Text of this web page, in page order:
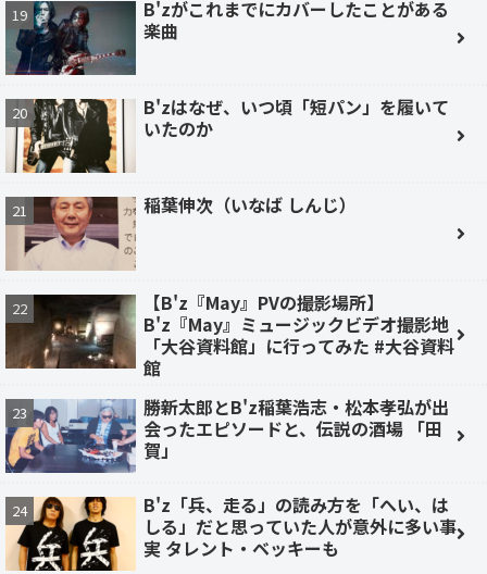
B'zがこれまでにカバーしたことがある
楽曲
B'zはなぜ、いつ頃「短パン」を履いて
いたのか
稲葉伸次（いなば しんじ）
【B'z『May』PVの撮影場所】
B'z『May』ミュージックビデオ撮影地
「大谷資料館」に行ってみた #大谷資料
館
勝新太郎とB'z稲葉浩志・松本孝弘が出
会ったエピソードと、伝説の酒場 「田
賀」
B'z「兵、走る」の読み方を「へい、は
しる」だと思っていた人が意外に多い事
実 タレント・ベッキーも